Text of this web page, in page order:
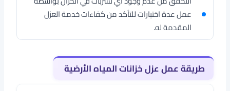
عمل عدة اختبارات للتأكد من كفاءات خدمة العزل
المقدمة له.
طريقة عمل عزل خزانات المياه الأرضية